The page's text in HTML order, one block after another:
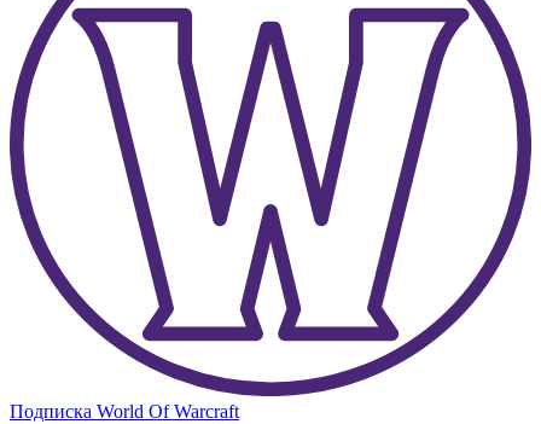
Подписка World Of Warcraft